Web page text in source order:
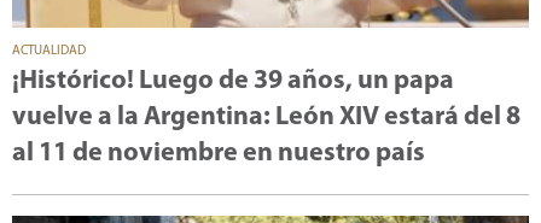
ACTUALIDAD
¡Histórico! Luego de 39 años, un papa
vuelve a la Argentina: León XIV estará del 8
al 11 de noviembre en nuestro país